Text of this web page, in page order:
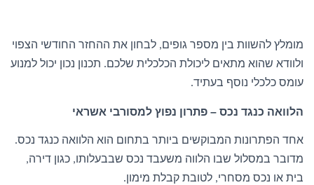
מומלץ להשוות בין מספר גופים, לבחון את ההחזר החודשי הצפוי
ולוודא שהוא מתאים ליכולת הכלכלית שלכם. תכנון נכון יכול למנוע
עומס כלכלי נוסף בעתיד.
הלוואה כנגד נכס – פתרון נפוץ למסורבי אשראי
אחד הפתרונות המבוקשים ביותר בתחום הוא הלוואה כנגד נכס.
מדובר במסלול שבו הלווה משעבד נכס שבבעלותו, כגון דירה,
בית או נכס מסחרי, לטובת קבלת מימון.